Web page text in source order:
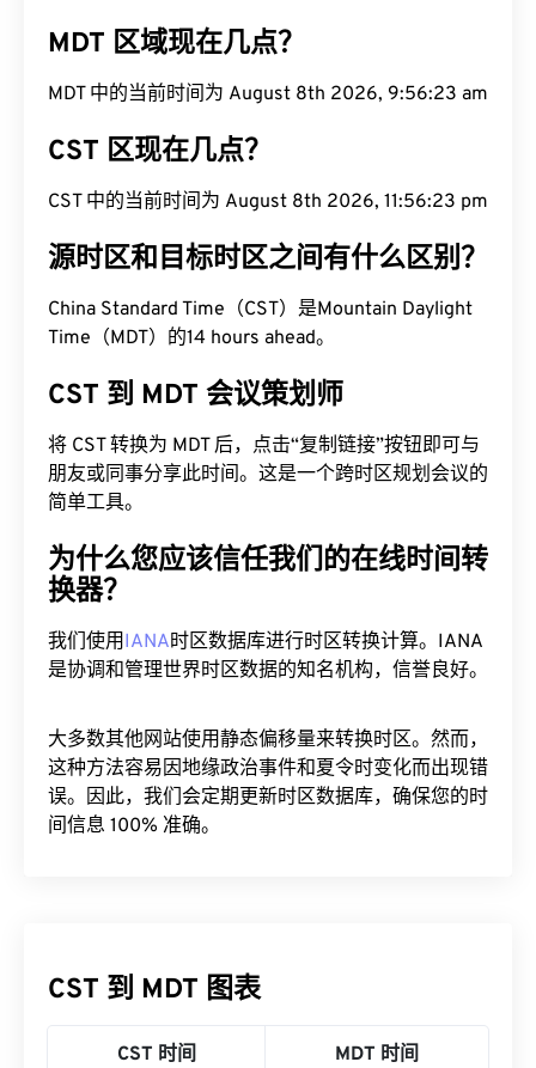
MDT 区域现在几点？
MDT 中的当前时间为 August 8th 2026, 9:56:24 am
CST 区现在几点？
CST 中的当前时间为 August 8th 2026, 11:56:24 pm
源时区和目标时区之间有什么区别？
China Standard Time（CST）是Mountain Daylight
Time（MDT）的14 hours ahead。
CST 到 MDT 会议策划师
将 CST 转换为 MDT 后，点击“复制链接”按钮即可与
朋友或同事分享此时间。这是一个跨时区规划会议的
简单工具。
为什么您应该信任我们的在线时间转
换器？
我们使用IANA时区数据库进行时区转换计算。IANA
是协调和管理世界时区数据的知名机构，信誉良好。
大多数其他网站使用静态偏移量来转换时区。然而，
这种方法容易因地缘政治事件和夏令时变化而出现错
误。因此，我们会定期更新时区数据库，确保您的时
间信息 100% 准确。
CST 到 MDT 图表
CST 时间 MDT 时间